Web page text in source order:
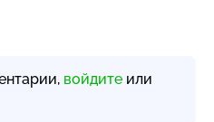
войдите или